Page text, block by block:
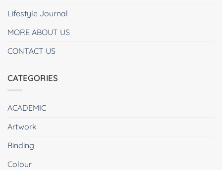
Lifestyle Journal
MORE ABOUT US
CONTACT US
CATEGORIES
ACADEMIC
Artwork
Binding
Colour